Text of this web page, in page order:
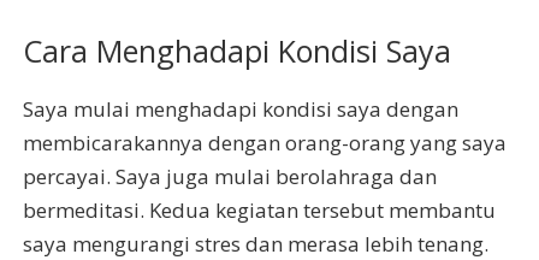
Cara Menghadapi Kondisi Saya
Saya mulai menghadapi kondisi saya dengan
membicarakannya dengan orang-orang yang saya
percayai. Saya juga mulai berolahraga dan
bermeditasi. Kedua kegiatan tersebut membantu
saya mengurangi stres dan merasa lebih tenang.